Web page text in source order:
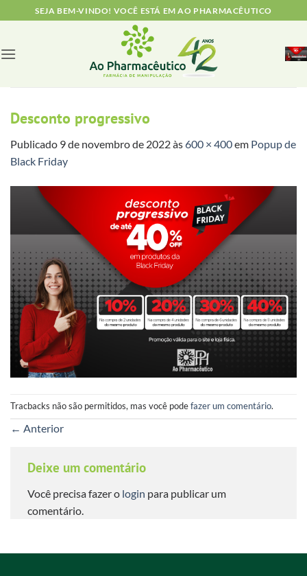
to
SEJA BEM-VINDO! VOCÊ ESTÁ EM AO PHARMACÊUTICO
Desconto progressivo
Publicado 9 de novembro de 2022às600 × 400em Popup de
Black Friday
Tracbacks não são permitidos, mas você podefazer um comentário.
← Anterior
Deixe um comentário
Você precisa fazer o login para publicar um
comentário.